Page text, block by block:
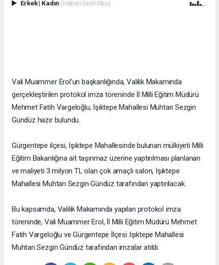
Erkek| Kadın (Haberi Sesli Oku)
Vali Muammer Erol’un başkanlığında, Valilik Makamında
gerçekleştirilen protokol imza töreninde İl Milli Eğitim Müdürü
Mehmet Fatih Vargeloğlu, Işıktepe Mahallesi Muhtarı Sezgin
Gündüz hazır bulundu.
Gürgentepe ilçesi, Işıktepe Mahallesinde bulunan mülkiyeti Milli
Eğitim Bakanlığına ait taşınmaz üzerine yaptırılması planlanan
ve maliyeti 3 milyon TL olan çok amaçlı salon, Işıktepe
Mahallesi Muhtarı Sezgin Gündüz tarafından yaptırılacak.
Bu kapsamda, Valilik Makamında yapılan protokol imza
töreninde, Vali Muammer Erol, İl Milli Eğitim Müdürü Mehmet
Fatih Vargeloğlu ve Gürgentepe İlçesi Işıktepe Mahallesi
Muhtarı Sezgin Gündüz tarafından imzalar atıldı.